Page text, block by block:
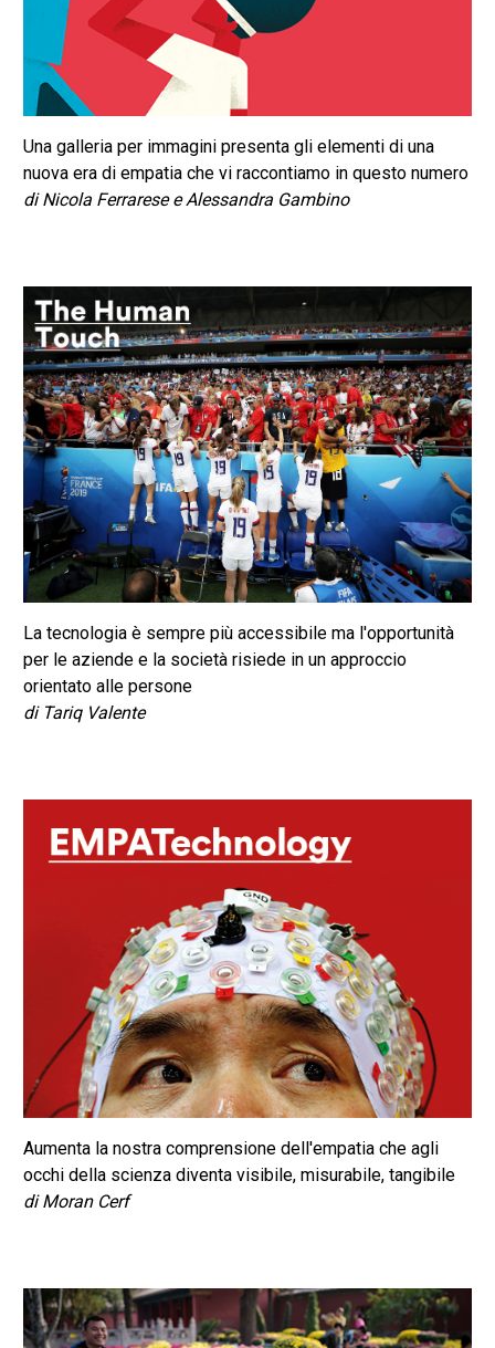
Una galleria per immagini presenta gli elementi di una
nuova era di empatia che vi raccontiamo in questo numero
di Nicola Ferrarese e Alessandra Gambino
La tecnologia è sempre più accessibile ma l'opportunità
per le aziende e la società risiede in un approccio
orientato alle persone
di Tariq Valente
Aumenta la nostra comprensione dell'empatia che agli
occhi della scienza diventa visibile, misurabile, tangibile
di Moran Cerf